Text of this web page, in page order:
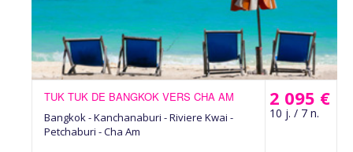
2 095 €
10 j. / 7 n.
TUK TUK DE BANGKOK VERS CHA AM
Bangkok - Kanchanaburi - Riviere Kwai -
Petchaburi - Cha Am